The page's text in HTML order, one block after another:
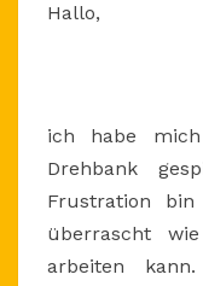
Hallo,
ich habe
Drehbank
Frustration
überrascht
arbeiten